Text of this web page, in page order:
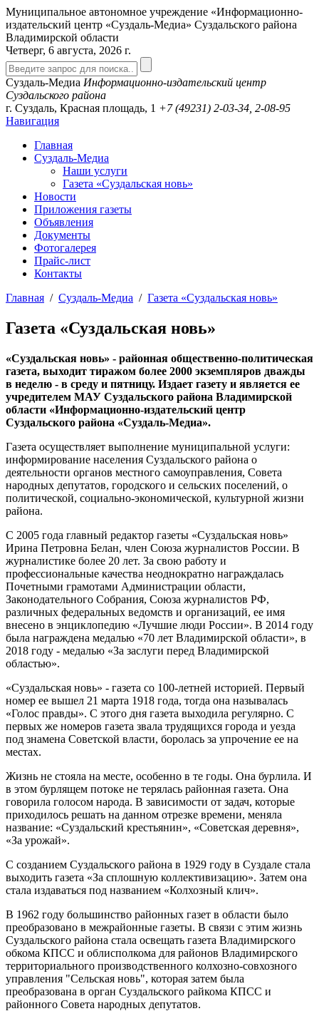
Муниципальное автономное учреждение «Информационно-
издательский центр «Суздаль-Медиа» Суздальского района
Владимирской области
Четверг, 6 августа, 2026 г.
Суздаль-Медиа Информационно-издательский центр
Суздальского района
г. Суздаль, Красная площадь, 1 +7 (49231) 2-03-34, 2-08-95
Навигация
Главная
Суздаль-Медиа
Наши услуги
Газета «Суздальская новь»
Новости
Приложения газеты
Объявления
Документы
Фотогалерея
Прайс-лист
Контакты
Главная / Суздаль-Медиа / Газета «Суздальская новь»
Газета «Суздальская новь»
«Суздальская новь» - районная общественно-политическая
газета, выходит тиражом более 2000 экземпляров дважды
в неделю - в среду и пятницу. Издает газету и является ее
учредителем МАУ Суздальского района Владимирской
области «Информационно-издательский центр
Суздальского района «Суздаль-Медиа».
Газета осуществляет выполнение муниципальной услуги:
информирование населения Суздальского района о
деятельности органов местного самоуправления, Совета
народных депутатов, городского и сельских поселений, о
политической, социально-экономической, культурной жизни
района.
С 2005 года главный редактор газеты «Суздальская новь»
Ирина Петровна Белан, член Союза журналистов России. В
журналистике более 20 лет. За свою работу и
профессиональные качества неоднократно награждалась
Почетными грамотами Администрации области,
Законодательного Собрания, Союза журналистов РФ,
различных федеральных ведомств и организаций, ее имя
внесено в энциклопедию «Лучшие люди России». В 2014 году
была награждена медалью «70 лет Владимирской области», в
2018 году - медалью «За заслуги перед Владимирской
областью».
«Суздальская новь» - газета со 100-летней историей. Первый
номер ее вышел 21 марта 1918 года, тогда она называлась
«Голос правды». С этого дня газета выходила регулярно. С
первых же номеров газета звала трудящихся города и уезда
под знамена Советской власти, боролась за упрочение ее на
местах.
Жизнь не стояла на месте, особенно в те годы. Она бурлила. И
в этом бурлящем потоке не терялась районная газета. Она
говорила голосом народа. В зависимости от задач, которые
приходилось решать на данном отрезке времени, меняла
название: «Суздальский крестьянин», «Советская деревня»,
«За урожай».
С созданием Суздальского района в 1929 году в Суздале стала
выходить газета «За сплошную коллективизацию». Затем она
стала издаваться под названием «Колхозный клич».
В 1962 году большинство районных газет в области было
преобразовано в межрайонные газеты. В связи с этим жизнь
Суздальского района стала освещать газета Владимирского
обкома КПСС и облисполкома для районов Владимирского
территориального производственного колхозно-совхозного
управления "Сельская новь", которая затем была
преобразована в орган Суздальского райкома КПСС и
районного Совета народных депутатов.